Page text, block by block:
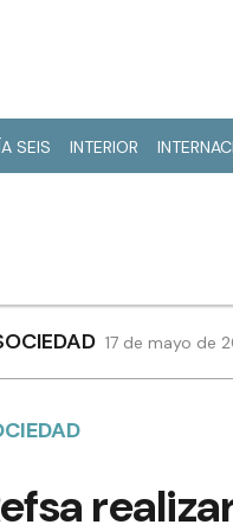
SEIS INTERIOR
17 de mayo de